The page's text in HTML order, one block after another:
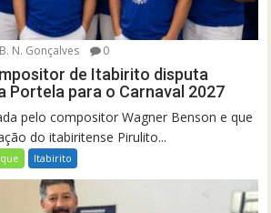
N. Gonçalves 0
de Itabirito disputa
Portela para o Carnaval 2027
pelo compositor Wagner Benson e que
do itabiritense Pirulito...
Itabirito